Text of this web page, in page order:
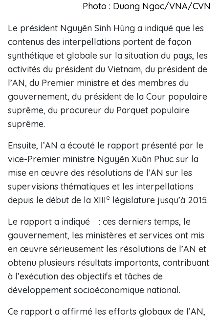
Photo : Duong Ngoc/VNA/CVN
Le président Nguyên Sinh Hùng a indiqué que les
contenus des interpellations portent de façon
synthétique et globale sur la situation du pays, les
activités du président du Vietnam, du président de
l’AN, du Premier ministre et des membres du
gouvernement, du président de la Cour populaire
suprême, du procureur du Parquet populaire
suprême.
Ensuite, l’AN a écouté le rapport présenté par le
vice-Premier ministre Nguyên Xuân Phuc sur la
mise en œuvre des résolutions de l’AN sur les
supervisions thématiques et les interpellations
depuis le début de la XIIIe législature jusqu’à 2015.
Le rapport a indiqué : ces derniers temps, le
gouvernement, les ministères et services ont mis
en œuvre sérieusement les résolutions de l’AN et
obtenu plusieurs résultats importants, contribuant
à l’exécution des objectifs et tâches de
développement socioéconomique national.
Ce rapport a affirmé les efforts globaux de l’AN,